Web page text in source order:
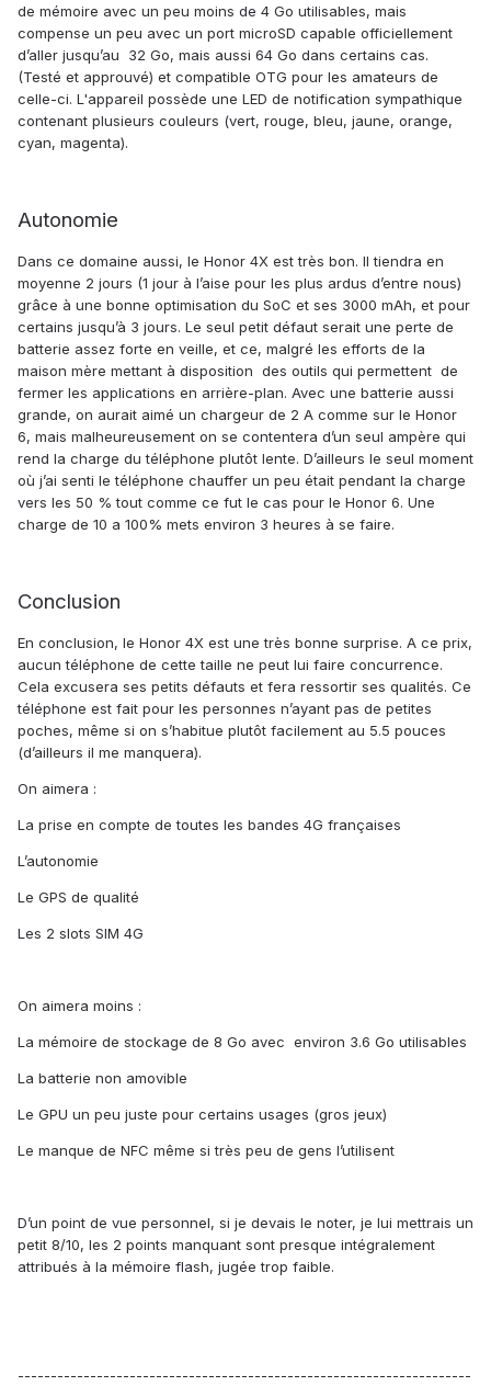
de mémoire avec un peu moins de 4 Go utilisables, mais
compense un peu avec un port microSD capable officiellement
d’aller jusqu’au 32 Go, mais aussi 64 Go dans certains cas.
(Testé et approuvé) et compatible OTG pour les amateurs de
celle-ci. L'appareil possède une LED de notification sympathique
contenant plusieurs couleurs (vert, rouge, bleu, jaune, orange,
cyan, magenta).
Autonomie
Dans ce domaine aussi, le Honor 4X est très bon. Il tiendra en
moyenne 2 jours (1 jour à l’aise pour les plus ardus d’entre nous)
grâce à une bonne optimisation du SoC et ses 3000 mAh, et pour
certains jusqu’à 3 jours. Le seul petit défaut serait une perte de
batterie assez forte en veille, et ce, malgré les efforts de la
maison mère mettant à disposition des outils qui permettent de
fermer les applications en arrière-plan. Avec une batterie aussi
grande, on aurait aimé un chargeur de 2 A comme sur le Honor
6, mais malheureusement on se contentera d’un seul ampère qui
rend la charge du téléphone plutôt lente. D’ailleurs le seul moment
où j’ai senti le téléphone chauffer un peu était pendant la charge
vers les 50 % tout comme ce fut le cas pour le Honor 6. Une
charge de 10 a 100% mets environ 3 heures à se faire.
Conclusion
En conclusion, le Honor 4X est une très bonne surprise. A ce prix,
aucun téléphone de cette taille ne peut lui faire concurrence.
Cela excusera ses petits défauts et fera ressortir ses qualités. Ce
téléphone est fait pour les personnes n’ayant pas de petites
poches, même si on s’habitue plutôt facilement au 5.5 pouces
(d’ailleurs il me manquera).
On aimera :
La prise en compte de toutes les bandes 4G françaises
L’autonomie
Le GPS de qualité
Les 2 slots SIM 4G
On aimera moins :
La mémoire de stockage de 8 Go avec environ 3.6 Go utilisables
La batterie non amovible
Le GPU un peu juste pour certains usages (gros jeux)
Le manque de NFC même si très peu de gens l’utilisent
D’un point de vue personnel, si je devais le noter, je lui mettrais un
petit 8/10, les 2 points manquant sont presque intégralement
attribués à la mémoire flash, jugée trop faible.
---------------------------------------------------------------------